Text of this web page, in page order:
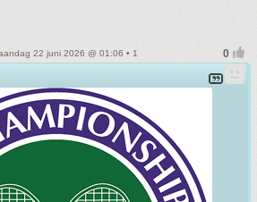
22 juni 2026 @ 01:06 • 1